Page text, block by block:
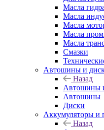
Масла
Масла
Масла
Масла
Масла
Смазки
Автошины и
Назад
Автошины
Автошины
Диски
Аккумуляторы и
Назад